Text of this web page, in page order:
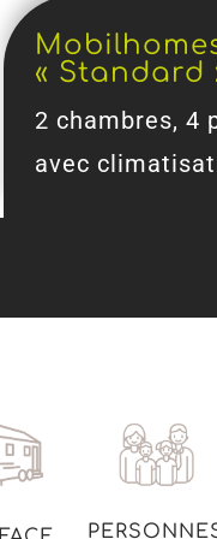
« Standard
2 chambres, 4
avec